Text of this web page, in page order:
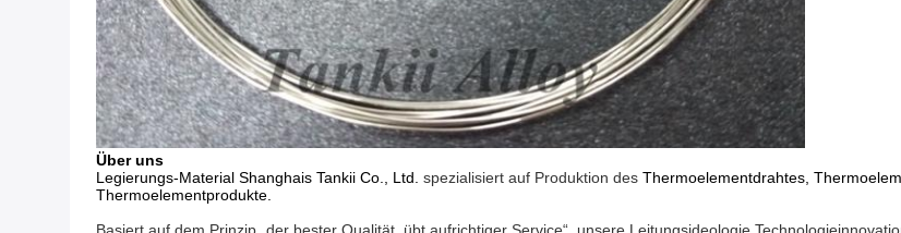
Über uns
Legierungs-Material Shanghais Tankii Co., Ltd. spezialisiert auf Produktion des Thermoelementdrahtes,
Thermoelementprodukte.